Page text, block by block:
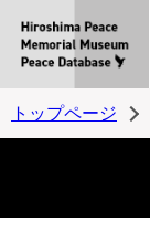
トップページ